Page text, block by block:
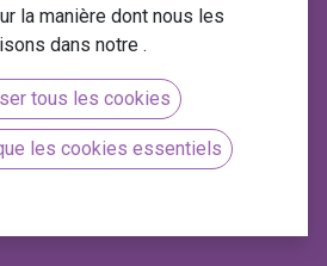
la manière dont nous les
dans notre .
tous les cookies
les cookies essentiels